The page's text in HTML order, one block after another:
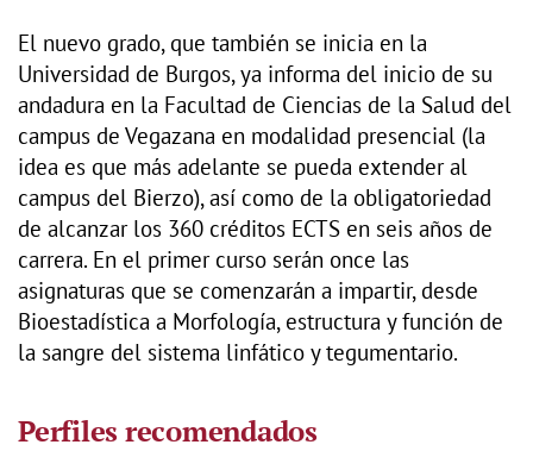
El nuevo grado, que también se inicia en la
Universidad de Burgos, ya informa del inicio de su
andadura en la Facultad de Ciencias de la Salud del
campus de Vegazana en modalidad presencial (la
idea es que más adelante se pueda extender al
campus del Bierzo), así como de la obligatoriedad
de alcanzar los 360 créditos ECTS en seis años de
carrera. En el primer curso serán once las
asignaturas que se comenzarán a impartir, desde
Bioestadística a Morfología, estructura y función de
la sangre del sistema linfático y tegumentario.
Perfiles recomendados